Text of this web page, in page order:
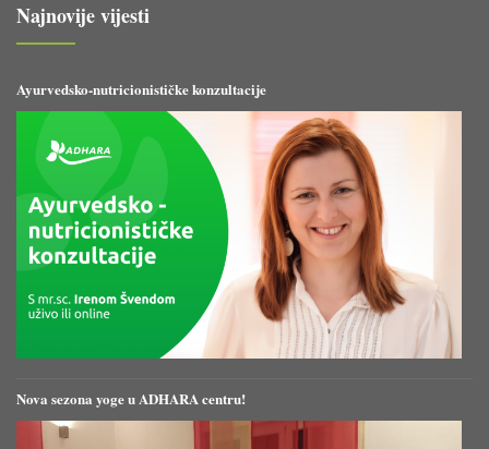
Najnovije vijesti
Ayurvedsko-nutricionističke konzultacije
Nova sezona yoge u ADHARA centru!